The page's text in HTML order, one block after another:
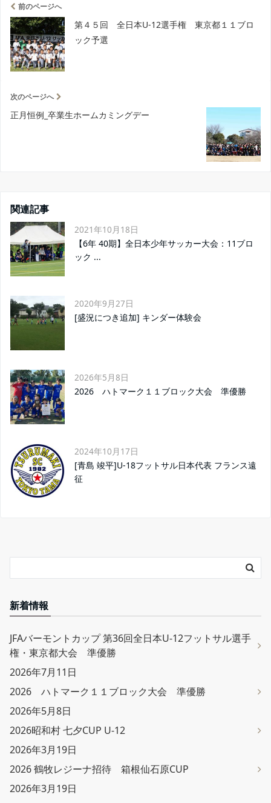
前のページへ
第４５回 全日本U-12選手権 東京都１１ブロ
ック予選
次のページへ
正月恒例_卒業生ホームカミングデー
関連記事
2021年10月18日
【6年 40期】全日本少年サッカー大会：11ブロ
ック ...
2020年9月27日
[盛況につき追加] キンダー体験会
2026年5月8日
2026 ハトマーク１１ブロック大会 準優勝
2024年10月17日
[青島 竣平]U-18フットサル日本代表 フランス遠
征
新着情報
JFAバーモントカップ 第36回全日本U-12フットサル選手
権・東京都大会 準優勝
2026年7月11日
2026 ハトマーク１１ブロック大会 準優勝
2026年5月8日
2026昭和村 七夕CUP U-12
2026年3月19日
2026 鶴牧レジーナ招待 箱根仙石原CUP
2026年3月19日